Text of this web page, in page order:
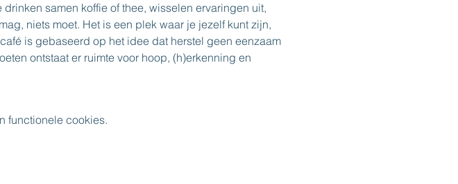
samen koffie of thee, wisselen ervaringen uit,
niets moet. Het is een plek waar je jezelf kunt zijn,
is gebaseerd op het idee dat herstel geen eenzaam
ontstaat er ruimte voor hoop, (h)erkenning en
functionele cookies.